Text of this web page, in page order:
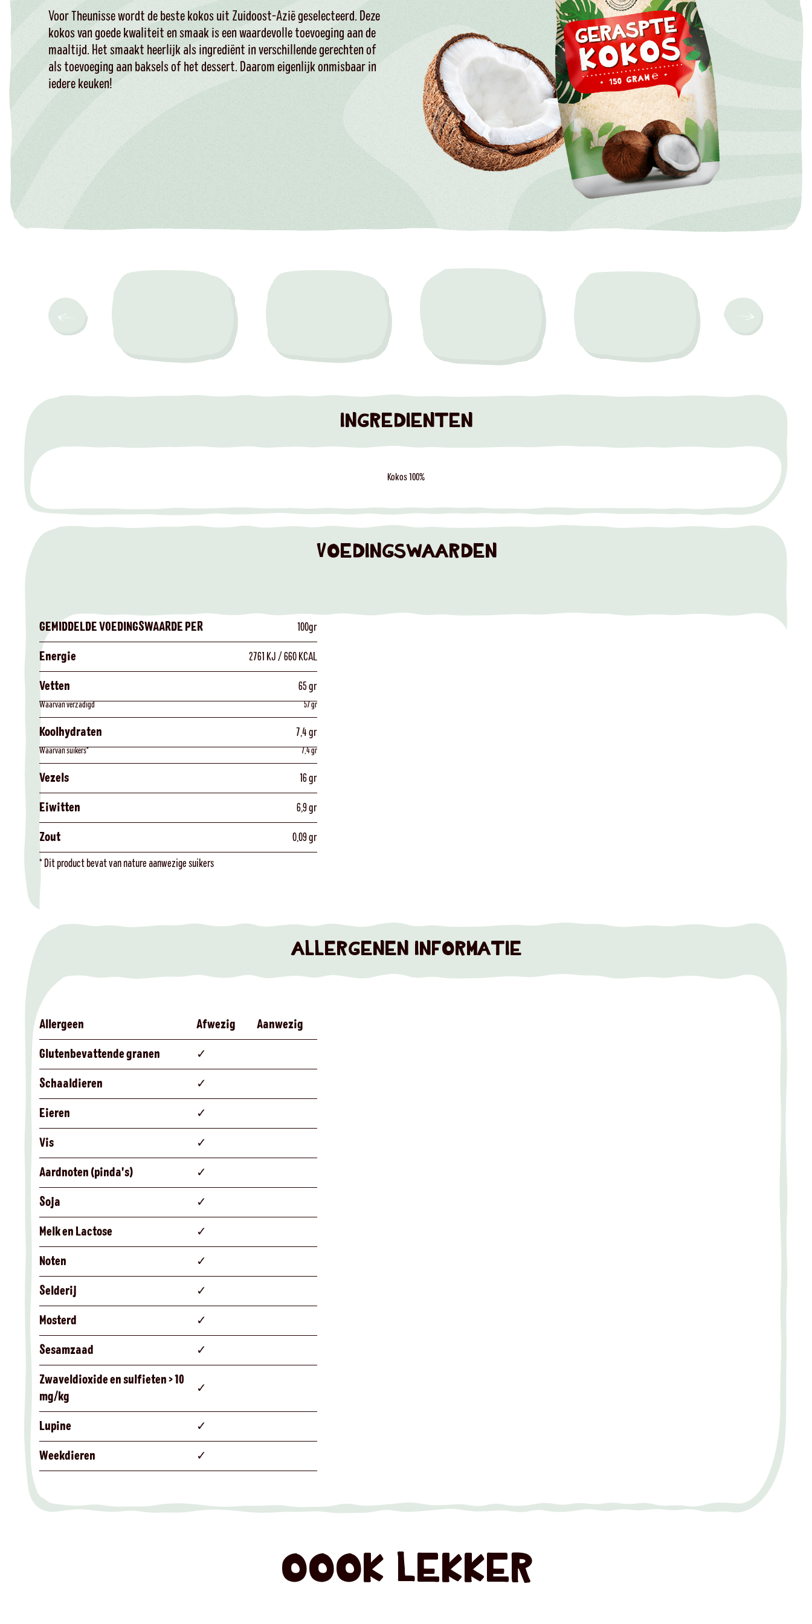
Voor Theunisse wordt de beste kokos uit Zuidoost-Azië geselecteerd. Deze
kokos van goede kwaliteit en smaak is een waardevolle toevoeging aan de
maaltijd. Het smaakt heerlijk als ingrediënt in verschillende gerechten of
als toevoeging aan baksels of het dessert. Daarom eigenlijk onmisbaar in
iedere keuken!
INGREDIENTEN
Kokos 100%
VOEDINGSWAARDEN
GEMIDDELDE VOEDINGSWAARDE PER 100gr
Energie 2761 KJ / 660 KCAL
Vetten 65 gr
Waarvan verzadigd 57 gr
Koolhydraten 7,4 gr
Waarvan suikers* 7,4 gr
Vezels 16 gr
Eiwitten 6,9 gr
Zout 0,09 gr
* Dit product bevat van nature aanwezige suikers
ALLERGENEN INFORMATIE
Allergeen Afwezig Aanwezig
Glutenbevattende granen ✓
Schaaldieren ✓
Eieren ✓
Vis ✓
Aardnoten (pinda's) ✓
Soja ✓
Melk en Lactose ✓
Noten ✓
Selderij ✓
Mosterd ✓
Sesamzaad ✓
Zwaveldioxide en sulfieten > 10
mg/kg
✓
Lupine ✓
Weekdieren ✓
OOOK LEKKER